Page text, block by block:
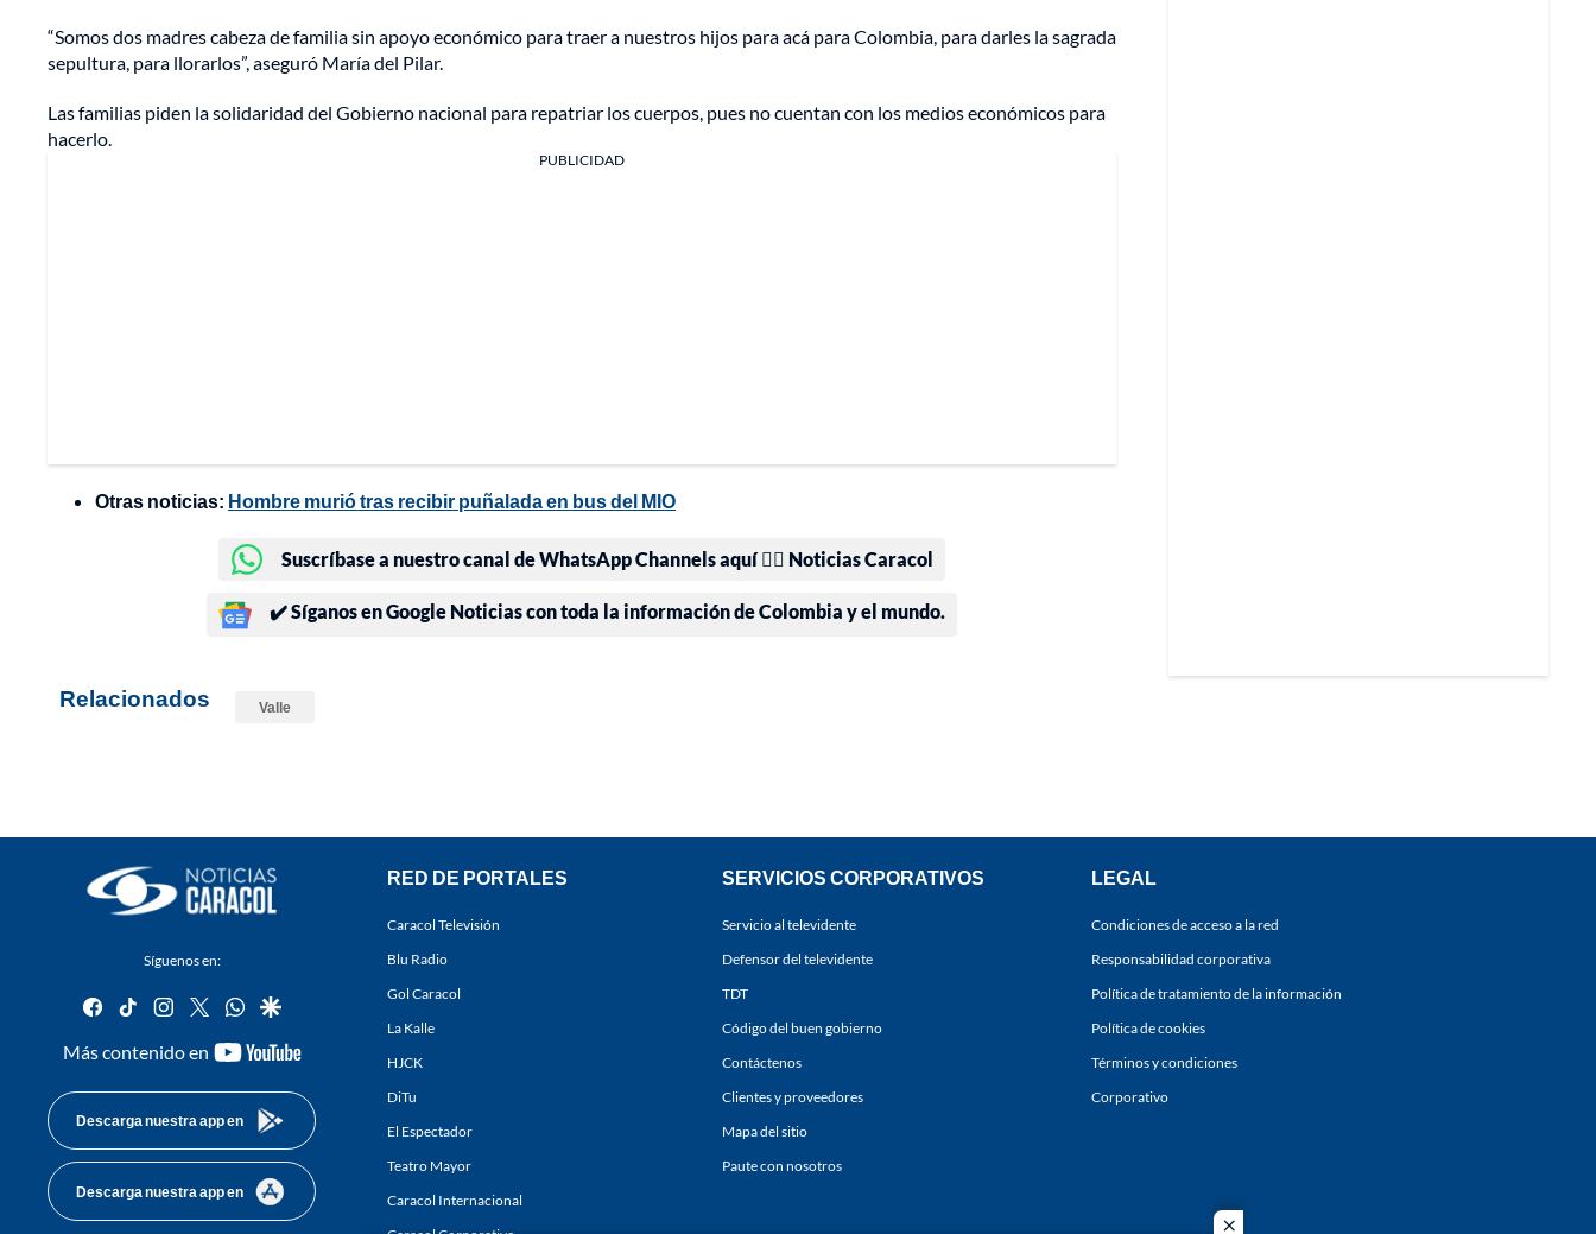
“Somos dos madres cabeza de familia sin apoyo económico para traer a nuestros hijos para acá para Colombia, para darles la sagrada
sepultura, para llorarlos”, aseguró María del Pilar.
Las familias piden la solidaridad del Gobierno nacional para repatriar los cuerpos, pues no cuentan con los medios económicos para
hacerlo.
PUBLICIDAD
Otras noticias: Hombre murió tras recibir puñalada en bus del MIO
Suscríbase a nuestro canal de WhatsApp Channels aquí 👉🏻 Noticias Caracol
✔️ Síganos en Google Noticias con toda la información de Colombia y el mundo.
Relacionados Valle
Síguenos en:
facebook
tiktok instagram
twitterwhatsapp
google
Más contenido en
youtube-
Descarga nuestra app en
Descarga nuestra app en
RED DE PORTALES
Caracol Televisión
Blu Radio
Gol Caracol
La Kalle
HJCK
DiTu
El Espectador
Teatro Mayor
Caracol Internacional
SERVICIOS CORPORATIVOS
Servicio al televidente
Defensor del televidente
TDT
Código del buen gobierno
Contáctenos
Clientes y proveedores
Mapa del sitio
Paute con nosotros
LEGAL
Condiciones de acceso a la red
Responsabilidad corporativa
Política de tratamiento de la información
Política de cookies
Términos y condiciones
Corporativo